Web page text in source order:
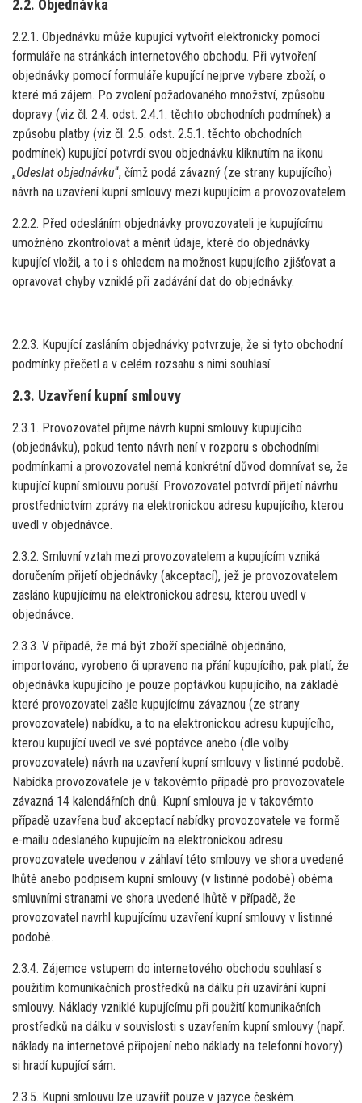
2.2. Objednávka
2.2.1. Objednávku může kupující vytvořit elektronicky pomocí
formuláře na stránkách internetového obchodu. Při vytvoření
objednávky pomocí formuláře kupující nejprve vybere zboží, o
které má zájem. Po zvolení požadovaného množství, způsobu
dopravy (viz čl. 2.4. odst. 2.4.1. těchto obchodních podmínek) a
způsobu platby (viz čl. 2.5. odst. 2.5.1. těchto obchodních
podmínek) kupující potvrdí svou objednávku kliknutím na ikonu
„Odeslat objednávku“, čímž podá závazný (ze strany kupujícího)
návrh na uzavření kupní smlouvy mezi kupujícím a provozovatelem.
2.2.2. Před odesláním objednávky provozovateli je kupujícímu
umožněno zkontrolovat a měnit údaje, které do objednávky
kupující vložil, a to i s ohledem na možnost kupujícího zjišťovat a
opravovat chyby vzniklé při zadávání dat do objednávky.
2.2.3. Kupující zasláním objednávky potvrzuje, že si tyto obchodní
podmínky přečetl a v celém rozsahu s nimi souhlasí.
2.3. Uzavření kupní smlouvy
2.3.1. Provozovatel přijme návrh kupní smlouvy kupujícího
(objednávku), pokud tento návrh není v rozporu s obchodními
podmínkami a provozovatel nemá konkrétní důvod domnívat se, že
kupující kupní smlouvu poruší. Provozovatel potvrdí přijetí návrhu
prostřednictvím zprávy na elektronickou adresu kupujícího, kterou
uvedl v objednávce.
2.3.2. Smluvní vztah mezi provozovatelem a kupujícím vzniká
doručením přijetí objednávky (akceptací), jež je provozovatelem
zasláno kupujícímu na elektronickou adresu, kterou uvedl v
objednávce.
2.3.3. V případě, že má být zboží speciálně objednáno,
importováno, vyrobeno či upraveno na přání kupujícího, pak platí, že
objednávka kupujícího je pouze poptávkou kupujícího, na základě
které provozovatel zašle kupujícímu závaznou (ze strany
provozovatele) nabídku, a to na elektronickou adresu kupujícího,
kterou kupující uvedl ve své poptávce anebo (dle volby
provozovatele) návrh na uzavření kupní smlouvy v listinné podobě.
Nabídka provozovatele je v takovémto případě pro provozovatele
závazná 14 kalendářních dnů. Kupní smlouva je v takovémto
případě uzavřena buď akceptací nabídky provozovatele ve formě
e-mailu odeslaného kupujícím na elektronickou adresu
provozovatele uvedenou v záhlaví této smlouvy ve shora uvedené
lhůtě anebo podpisem kupní smlouvy (v listinné podobě) oběma
smluvními stranami ve shora uvedené lhůtě v případě, že
provozovatel navrhl kupujícímu uzavření kupní smlouvy v listinné
podobě.
2.3.4. Zájemce vstupem do internetového obchodu souhlasí s
použitím komunikačních prostředků na dálku při uzavírání kupní
smlouvy. Náklady vzniklé kupujícímu při použití komunikačních
prostředků na dálku v souvislosti s uzavřením kupní smlouvy (např.
náklady na internetové připojení nebo náklady na telefonní hovory)
si hradí kupující sám.
2.3.5. Kupní smlouvu lze uzavřít pouze v jazyce českém.